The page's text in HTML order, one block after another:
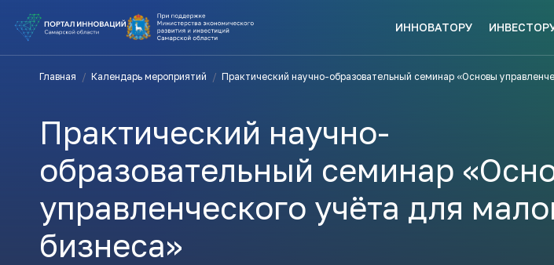
ИННОВАТОРУ
Главная / Календарь мероприятий / Практический научно-образовательный семинар «Основы
Практический научно-
образовательный семинар
управленческого учёта для
бизнеса»
Актуальные конкурсы Анонсы
ВЫ В ПОИСКЕ МЕР
ВАМ СЮДА